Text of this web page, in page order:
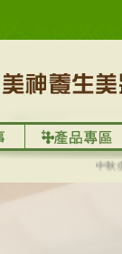
中秋優選